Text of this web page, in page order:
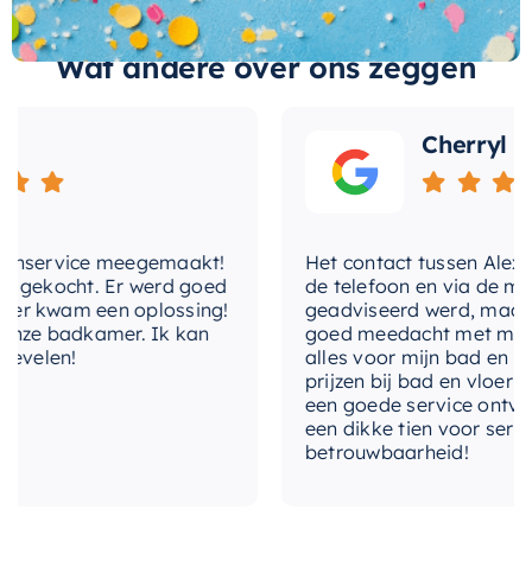
badkamer.
Bovendien is deHotbath Archie badafvoer +
de duidelijke instructies kunt u deze badafvoer
gemakkelijk zelf installeren, zonder dat u een
Al met al is de Hotbath Archie badafvoer +
vulcombinatie een stijlvolle en praktische keuze
voor elke badkamer. Of u nu een moderne of
traditionele stijl heeft, deze badafvoer past
perfect en zal een onmisbaar onderdeel van uw
Wat andere over ons zeggen
meegemaakt!
Er werd goed
kwam een oplossing!
badkamer. Ik kan
Cherryl
Het contact tussen Alex
de telefoon en via de
geadviseerd werd, maar
goed meedacht met mij.
alles voor mijn bad en
prijzen bij bad en vloer
een goede service
een dikke tien voor
betrouwbaarheid!